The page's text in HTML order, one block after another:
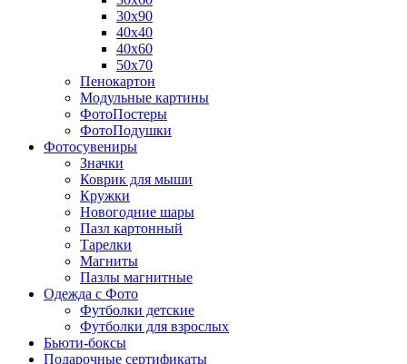
30х90
40х40
40х60
50х70
Пенокартон
Модульные картины
ФотоПостеры
ФотоПодушки
Фотоcувениры
Значки
Коврик для мыши
Кружки
Новогодние шары
Пазл картонный
Тарелки
Магниты
Пазлы магнитные
Одежда с Фото
Футболки детские
Футболки для взрослых
Бьюти-боксы
Подарочные сертификаты